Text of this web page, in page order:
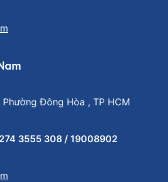
Đông Hòa , TP HCM
3555 308 / 19008902